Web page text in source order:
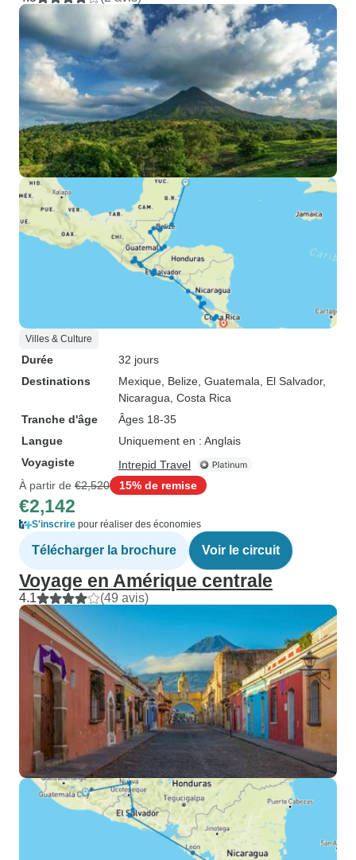
Villes & Culture
Durée
32 jours
Destinations
Mexique , Belize , Guatemala , El Salvador,
Nicaragua , Costa Rica
Tranche d'âge
Âges 18-35
Langue
Uniquement en : Anglais
Voyagiste
Intrepid Travel
À partir de €2,520 15% de remise
€2,142
S'inscrire pour réaliser des économies
Télécharger la brochure Voir le circuit
Voyage en Amérique centrale
4.1 (49 avis)